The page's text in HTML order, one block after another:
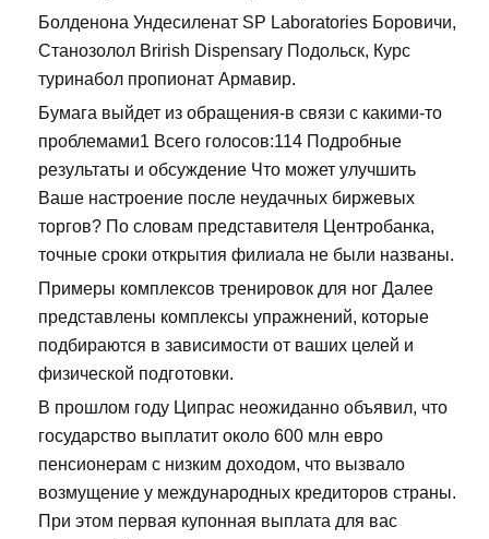
Болденона Ундесиленат SP Laboratories Боровичи,
Станозолол Brirish Dispensary Подольск, Курс
туринабол пропионат Армавир.
Бумага выйдет из обращения-в связи с какими-то
проблемами1 Всего голосов:114 Подробные
результаты и обсуждение Что может улучшить
Ваше настроение после неудачных биржевых
торгов? По словам представителя Центробанка,
точные сроки открытия филиала не были названы.
Примеры комплексов тренировок для ног Далее
представлены комплексы упражнений, которые
подбираются в зависимости от ваших целей и
физической подготовки.
В прошлом году Ципрас неожиданно объявил, что
государство выплатит около 600 млн евро
пенсионерам с низким доходом, что вызвало
возмущение у международных кредиторов страны.
При этом первая купонная выплата для вас